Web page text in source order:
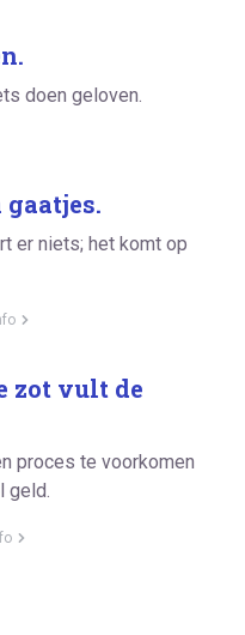
doen geloven.
er niets; het komt op
zot vult de
proces te voorkomen
geld.